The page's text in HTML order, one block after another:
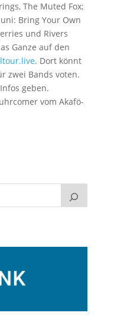
The Muted Fox;
Bring Your Own
und Rivers
Ganze auf den
. Dort könnt
zwei Bands voten.
geben.
vom Akafö-